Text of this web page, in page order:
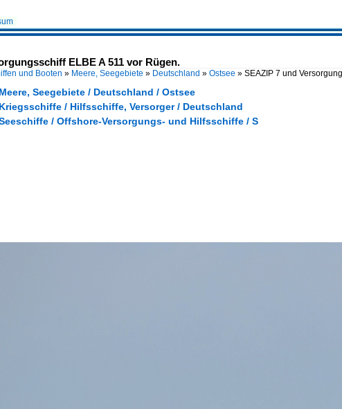
ELBE A 511 vor Rügen.
und Booten » Meere, Seegebiete » Deutschland » Ostsee » SEAZIP 7 und
Meere, Seegebiete / Deutschland / Ostsee
Kriegsschiffe / Hilfsschiffe, Versorger / Deutschland
/ Offshore-Versorgungs- und Hilfsschiffe / S